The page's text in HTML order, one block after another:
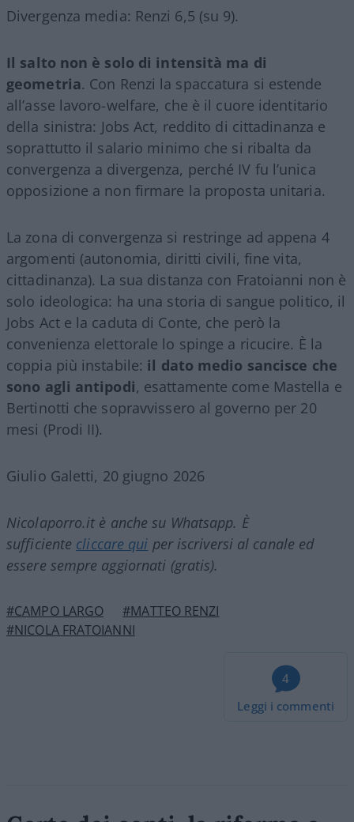
Divergenza media: Renzi 6,5 (su 9).
Il salto non è solo di intensità ma di
geometria. Con Renzi la spaccatura si estende
all’asse lavoro-welfare, che è il cuore identitario
della sinistra: Jobs Act, reddito di cittadinanza e
soprattutto il salario minimo che si ribalta da
convergenza a divergenza, perché IV fu l’unica
opposizione a non firmare la proposta unitaria.
La zona di convergenza si restringe ad appena 4
argomenti (autonomia, diritti civili, fine vita,
cittadinanza). La sua distanza con Fratoianni non è
solo ideologica: ha una storia di sangue politico, il
Jobs Act e la caduta di Conte, che però la
convenienza elettorale lo spinge a ricucire. È la
coppia più instabile: il dato medio sancisce che
sono agli antipodi, esattamente come Mastella e
Bertinotti che sopravvissero al governo per 20
mesi (Prodi II).
Giulio Galetti, 20 giugno 2026
Nicolaporro.it è anche su Whatsapp. È
sufficiente cliccare qui per iscriversi al canale ed
essere sempre aggiornati (gratis).
#CAMPO LARGO
#MATTEO RENZI
#NICOLA FRATOIANNI
4
Leggi i commenti